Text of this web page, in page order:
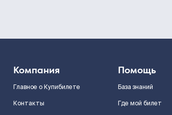
Компания
Главное о Купибилете
Контакты
Помощь
База знаний
Где мой билет